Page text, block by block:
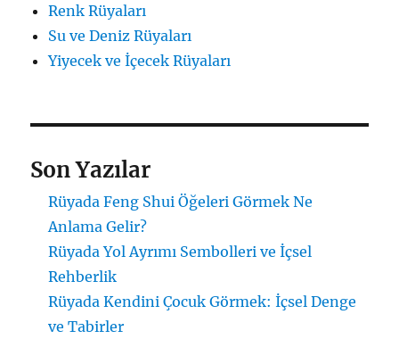
Renk Rüyaları
Su ve Deniz Rüyaları
Yiyecek ve İçecek Rüyaları
Son Yazılar
Rüyada Feng Shui Öğeleri Görmek Ne
Anlama Gelir?
Rüyada Yol Ayrımı Sembolleri ve İçsel
Rehberlik
Rüyada Kendini Çocuk Görmek: İçsel Denge
ve Tabirler